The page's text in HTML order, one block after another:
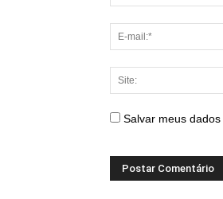
Salvar meus